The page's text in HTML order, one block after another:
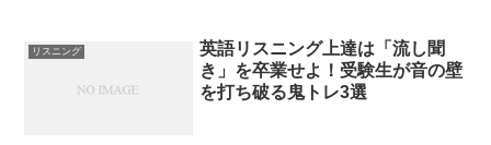
リスニング
英語リスニング上達は「流し聞
き」を卒業せよ！受験生が音の壁
を打ち破る鬼トレ3選